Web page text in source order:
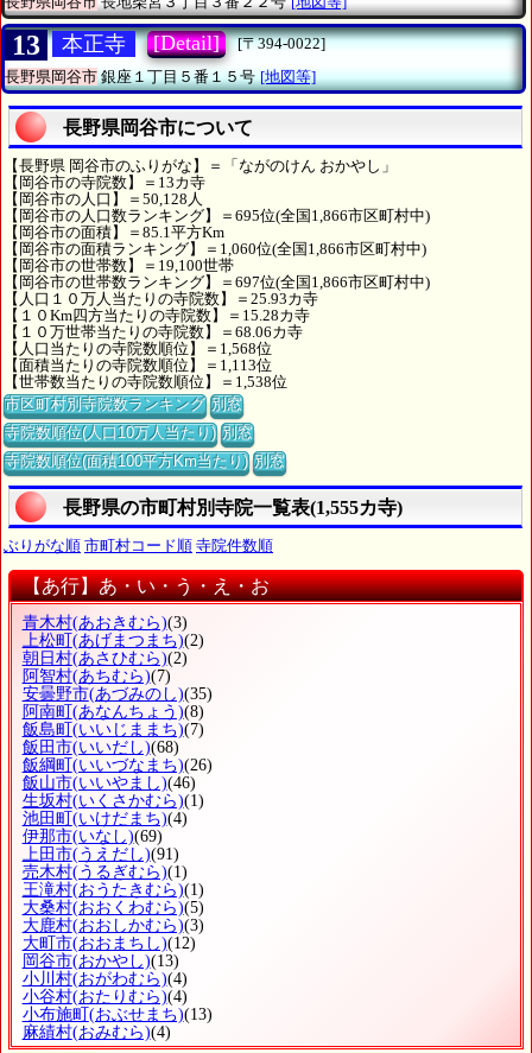
13 本正寺 [Detail]
[〒394-0022]
長野県岡谷市銀座１丁目５番１５号 [地図等]
長野県岡谷市について
【長野県 岡谷市のふりがな】＝「ながのけん おかやし」
【岡谷市の寺院数】＝13カ寺
【岡谷市の人口】＝50,128人
【岡谷市の人口数ランキング】＝695位(全国1,866市区町村中)
【岡谷市の面積】＝85.1平方Km
【岡谷市の面積ランキング】＝1,060位(全国1,866市区町村中)
【岡谷市の世帯数】＝19,100世帯
【岡谷市の世帯数ランキング】＝697位(全国1,866市区町村中)
【人口１０万人当たりの寺院数】＝25.93カ寺
【１０Km四方当たりの寺院数】＝15.28カ寺
【１０万世帯当たりの寺院数】＝68.06カ寺
【人口当たりの寺院数順位】＝1,568位
【面積当たりの寺院数順位】＝1,113位
【世帯数当たりの寺院数順位】＝1,538位
市区町村別寺院数ランキング 別窓
寺院数順位(人口10万人当たり) 別窓
寺院数順位(面積100平方Km当たり) 別窓
長野県の市町村別寺院一覧表(1,555カ寺)
ぶりがな順 市町村コード順 寺院件数順
【あ行】あ・い・う・え・お
青木村(あおきむら)(3)
上松町 (あげまつまち)(2)
朝日村(あさひむら)(2)
阿智村(あちむら)(7)
安曇野市(あづみのし)(35)
阿南町 (あなんちょう)(8)
飯島町 (いいじままち)(7)
飯田市(いいだし)(68)
飯綱町 (いいづなまち)(26)
飯山市(いいやまし)(46)
生坂村(いくさかむら)(1)
池田町 (いけだまち)(4)
伊那市(いなし)(69)
上田市(うえだし)(91)
売木村(うるぎむら)(1)
王滝村(おうたきむら)(1)
大桑村(おおくわむら)(5)
大鹿村(おおしかむら)(3)
大町市(おおまちし)(12)
岡谷市(おかやし)(13)
小川村(おがわむら)(4)
小谷村(おたりむら)(4)
小布施町 (おぶせまち)(13)
麻績村(おみむら)(4)